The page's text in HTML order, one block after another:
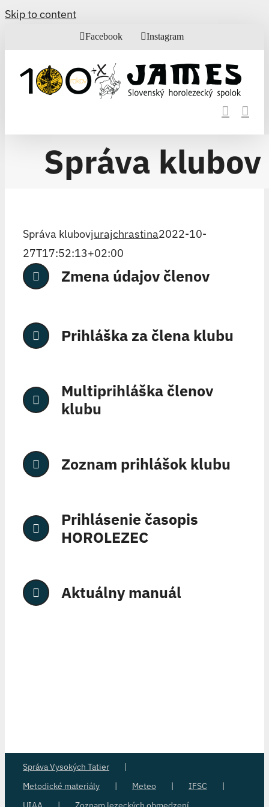
Skip to content
Facebook Instagram
Správa klubov
Správa klubovjurajchrastina2022-10-
27T17:52:13+02:00
Zmena údajov členov
Prihláška za člena klubu
Multiprihláška členov
klubu
Zoznam prihlášok klubu
Prihlásenie časopis
HOROLEZEC
Aktuálny manuál
Správa Vysokých Tatier
Metodické materiály
Meteo
IFSC